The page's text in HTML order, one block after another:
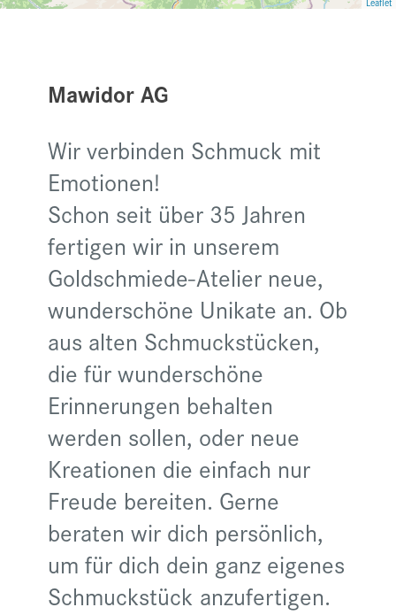
Mawidor AG
Wir verbinden Schmuck mit
Emotionen!
Schon seit über 35 Jahren
fertigen wir in unserem
Goldschmiede-Atelier neue,
wunderschöne Unikate an. Ob
aus alten Schmuckstücken,
die für wunderschöne
Erinnerungen behalten
werden sollen, oder neue
Kreationen die einfach nur
Freude bereiten. Gerne
beraten wir dich persönlich,
um für dich dein ganz eigenes
Schmuckstück anzufertigen.